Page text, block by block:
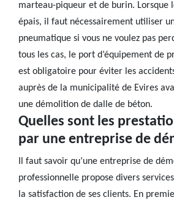
marteau-piqueur et de burin. Lorsque
épais, il faut nécessairement utiliser
pneumatique si vous ne voulez pas
tous les cas, le port d’équipement de
est obligatoire pour éviter les
auprès de la municipalité de Evires
une démolition de dalle de béton.
Quelles sont les
par une entreprise de
Il faut savoir qu’une entreprise de
professionnelle propose divers
la satisfaction de ses clients. En